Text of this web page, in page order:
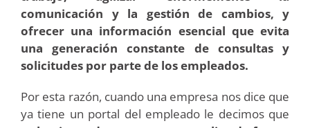
comunicación y la gestión de cambios, y
ofrecer una información esencial que evita
una generación constante de consultas y
solicitudes por parte de los empleados.
Por esta razón, cuando una empresa nos dice que
ya tiene un portal del empleado le decimos que